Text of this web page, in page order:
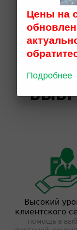
Высокий
клиентского
помощь в
Цены на
Подробнее